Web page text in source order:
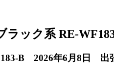
ラック系 RE-
B 2026年6月8日 出